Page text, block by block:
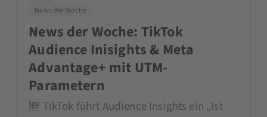
News der Woche
News der Woche: TikTok
Audience Inisights & Meta
Advantage+ mit UTM-
Parametern
🆕 TikTok führt Audience Insights ein „Ist